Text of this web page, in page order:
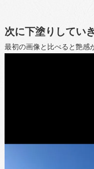
次に下塗りしてい
最初の画像と比べると艶感